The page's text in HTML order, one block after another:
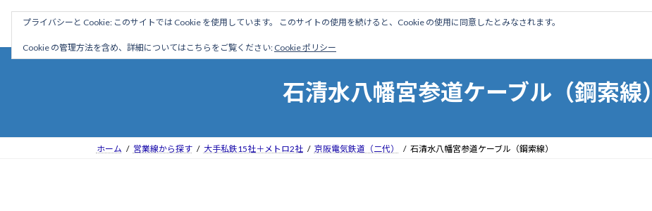
駅名読み方大全 ホーム はじめに 管理人ブログ 営業線から探す
石清水八幡宮参道ケーブル（鋼索線）
ホーム 営業線から探す 大手私鉄15社＋メトロ2社 京阪電気鉄道（二代） 石清水八幡宮参道ケーブル（鋼索線）
プライバシーと Cookie: このサイトでは Cookie を使用しています。 このサイトの使用を続けると、Cookie の使用に同意したとみなされます。
Cookie の管理方法を含め、詳細についてはこちらをご覧ください: Cookie ポリシー